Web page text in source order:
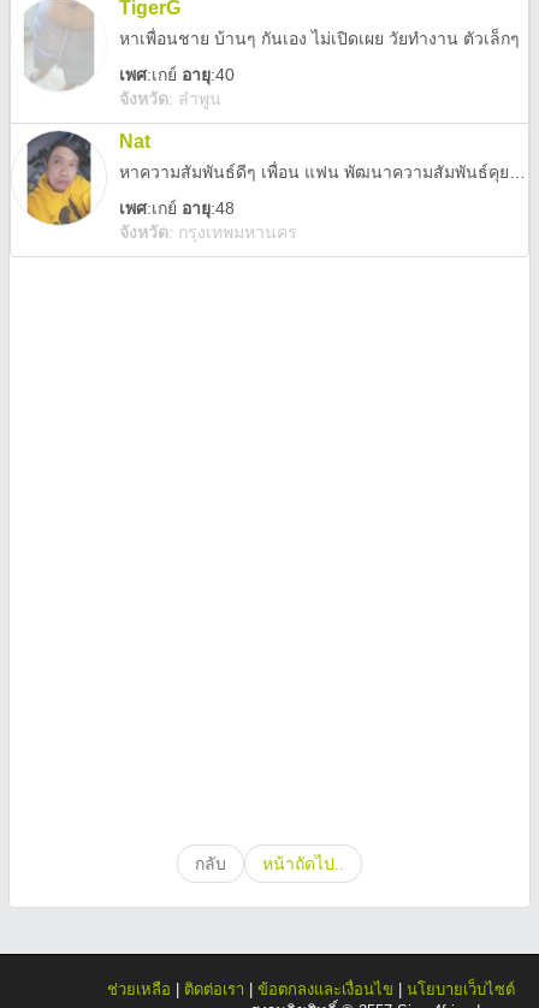
TigerG
หาเพื่อนชาย บ้านๆ กันเอง ไม่เปิดเผย วัยทำงาน ตัวเล็กๆ
เพศ:เกย์ อายุ:40
จังหวัด: ลำพูน
Nat
เพศ:เกย์ อายุ:48
จังหวัด: กรุงเทพมหานคร
กลับ หน้าถัดไป..
ช่วยเหลือ ติดต่อเรา ข้อตกลงและเงื่อนไข
นโยบายเว็บไซต์